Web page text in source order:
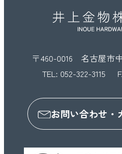
〒460-0016 名古屋市
TEL: 052-322-3115
お問い合わせ・